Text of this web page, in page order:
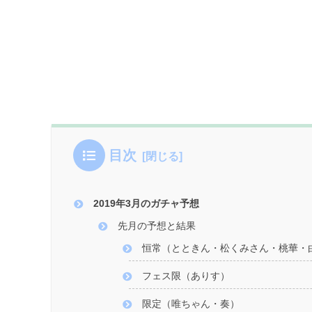
目次
2019年3月のガチャ予想
先月の予想と結果
恒常（とときん・松くみさん・桃華・
フェス限（ありす）
限定（唯ちゃん・奏）